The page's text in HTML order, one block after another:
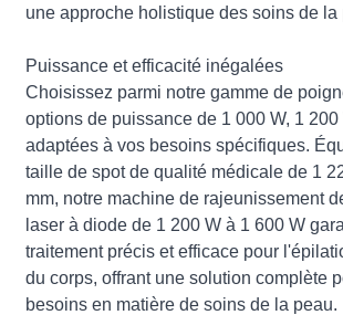
une approche holistique des soins de la
Puissance et efficacité inégalées
Choisissez parmi notre gamme de
options de puissance de 1 000 W, 1 200
adaptées à vos besoins spécifiques.
taille de spot de qualité médicale de 1
mm, notre machine de rajeunissement
laser à diode de 1 200 W à 1 600 W
traitement précis et efficace pour
du corps, offrant une solution complète
besoins en matière de soins de la peau.